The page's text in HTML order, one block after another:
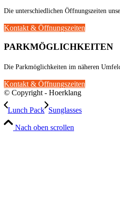
Die unterschiedlichen Öffnungszeiten
Kontakt & Öffnungszeiten
PARKMÖGLICHKEITEN
Die Parkmöglichkeiten im näheren
Kontakt & Öffnungszeiten
© Copyright - Hoerklang
Lunch Pack Sunglasses
Nach oben scrollen